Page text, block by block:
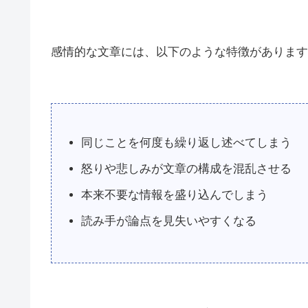
感情的な文章には、以下のような特徴がありま
同じことを何度も繰り返し述べてしまう
怒りや悲しみが文章の構成を混乱させる
本来不要な情報を盛り込んでしまう
読み手が論点を見失いやすくなる